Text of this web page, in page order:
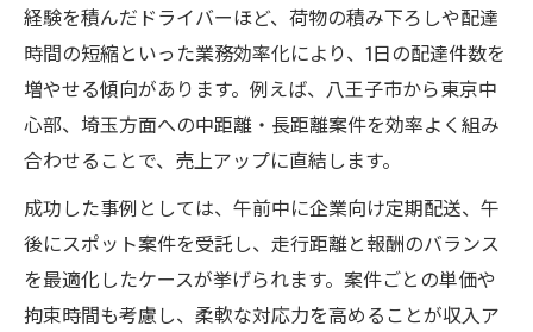
経験を積んだドライバーほど、荷物の積み下ろしや配達
時間の短縮といった業務効率化により、1日の配達件数を
増やせる傾向があります。例えば、八王子市から東京中
心部、埼玉方面への中距離・長距離案件を効率よく組み
合わせることで、売上アップに直結します。
成功した事例としては、午前中に企業向け定期配送、午
後にスポット案件を受託し、走行距離と報酬のバランス
を最適化したケースが挙げられます。案件ごとの単価や
拘束時間も考慮し、柔軟な対応力を高めることが収入ア